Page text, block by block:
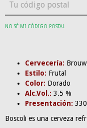
NO SÉ MI CÓDIGO POSTAL
Cervecería:
Estilo: Frutal
Color: Dorado
Alc.Vol.: 3.5 %
Presentación: 330
Boscoli es una cerveza